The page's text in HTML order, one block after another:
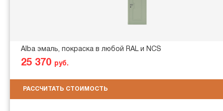
Alba эмаль, покраска в любой RAL и NCS
25 370 руб.
РАССЧИТАТЬ СТОИМОСТЬ